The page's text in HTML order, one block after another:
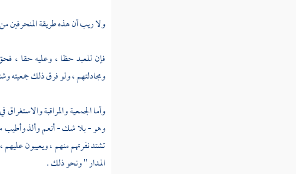
ولا ريب أن هذه طريقة المنحرفين
فإن للعبد حظا ، وعليه حقا ، فحق
ومجادلتهم ، ولو فرق ذلك جمعيته
وأما الجمعية والمراقبة
وهو - بلا شك - أنعم وألذ وأطيب من
تشتد نفرتهم منهم ، ويعيبون
المدار " ونحو ذلك .